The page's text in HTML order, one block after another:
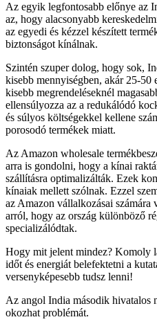
Az egyik legfontosabb előnye az
az, hogy alacsonyabb
az egyedi és kézzel készített
biztonságot kínálnak.
Szintén szuper dolog, hogy sok,
kisebb mennyiségben, akár 25-50
kisebb megrendeléseknél
ellensúlyozza az a redukálódó
és súlyos költségekkel kellene
porosodó termékek miatt.
Az Amazon wholesale
arra is gondolni, hogy a kínai
szállításra optimalizálták. Ezek
kínaiak mellett szólnak. Ezzel
az Amazon vállalkozásai
arról, hogy az ország különböző
specializálódtak.
Hogy mit jelent mindez? Komoly
időt és energiát belefektetni a
versenyképesebb tudsz lenni!
Az angol India második hivatalos
okozhat problémát.